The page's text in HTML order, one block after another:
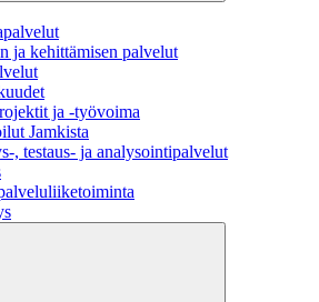
ja kehittämisen palvelut
ja -työvoima
Jamkista
, testaus- ja analysointipalvelut